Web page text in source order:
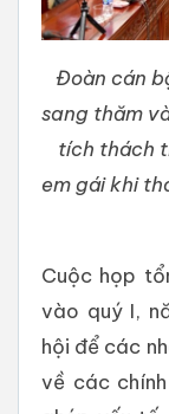
Đoàn cán
sang thăm
tích thách
em gái khi
Cuộc họp
vào quý I,
hội để các
về các